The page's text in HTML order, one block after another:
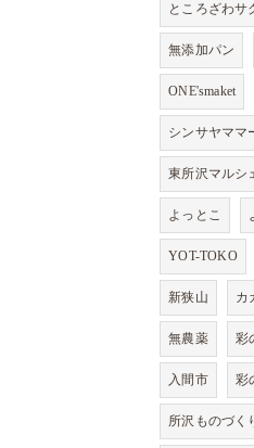
ところざわサ
無添加パン
ONE'smaket
シンサヤママ
東所沢マルシ
よっとこ
YOT-TOKO
新狭山 カ
無農薬 彩
入間市 彩
所沢ものづく